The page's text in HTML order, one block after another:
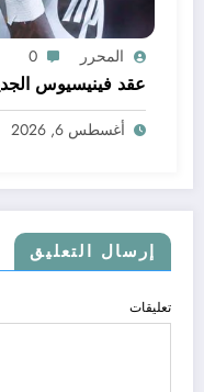
المحرر 0
عقد فينيسيوس
أغسطس 6, 2026
إرسال التعليق
تعليقات